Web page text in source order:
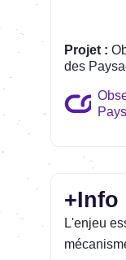
Projet :
des
+Info
L'enjeu